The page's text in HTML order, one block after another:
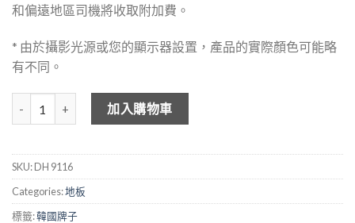
和偏遠地區司機將收取附加費。
* 由於攝影光源或您的顯示器設置，產品的實際顏色可能略
有不同。
DEHOME 木紋石塑地板 DH9116 數量
加入購物車
SKU:DH 9116
Categories:地板
標籤:韓國牌子